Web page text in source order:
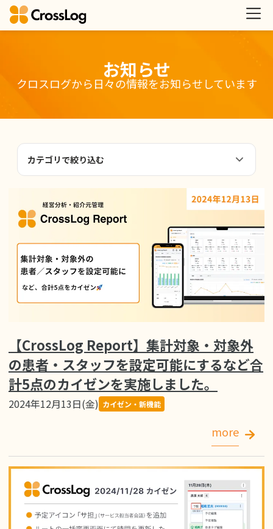
お知らせ
クロスログから日々の情報をお知らせしています
カテゴリで絞り込む
【CrossLog Report】集計対象・対象外
の患者・スタッフを設定可能にするなど合
計5点のカイゼンを実施しました。
2024年12月13日(金) カイゼン・新機能
more